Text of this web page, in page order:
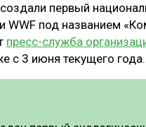
И ЗАЩИТА
ДРЕВЕСНЫХ ПЛИТ
ПРОЕКТЫпервый
WWF под названием
пресс-служба
с 3 июня текущего года.